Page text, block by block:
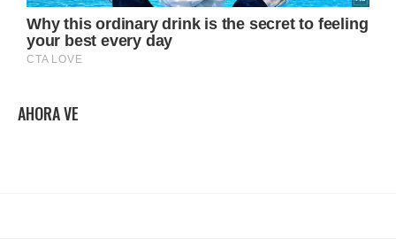
AHORA VE